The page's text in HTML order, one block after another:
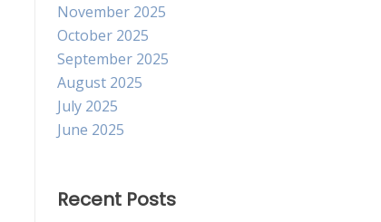
November 2025
October 2025
September 2025
August 2025
July 2025
June 2025
Recent Posts